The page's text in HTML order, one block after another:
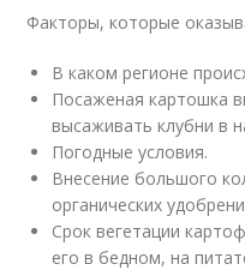
Факторы, которые
В каком регионе
Посаженая картошка
высаживать клубни в
Погодные условия.
Внесение большого
органических
Срок вегетации
его в бедном, на